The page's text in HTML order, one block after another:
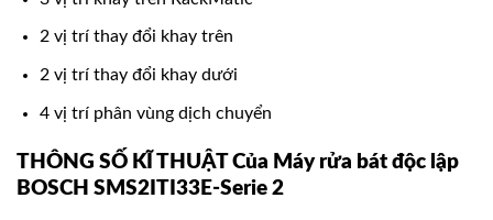
2 vị trí thay đổi khay trên
2 vị trí thay đổi khay dưới
4 vị trí phân vùng dịch chuyển
THÔNG SỐ KĨ THUẬT Của Máy rửa bát độc lập
BOSCH SMS2ITI33E-Serie 2